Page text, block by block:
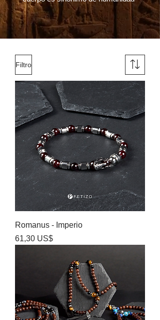
Filtro
Romanus - Imperio
Precio
61,30 US$